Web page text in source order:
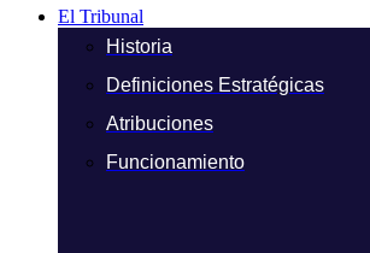
El Tribunal
Historia
Definiciones Estratégicas
Atribuciones
Funcionamiento